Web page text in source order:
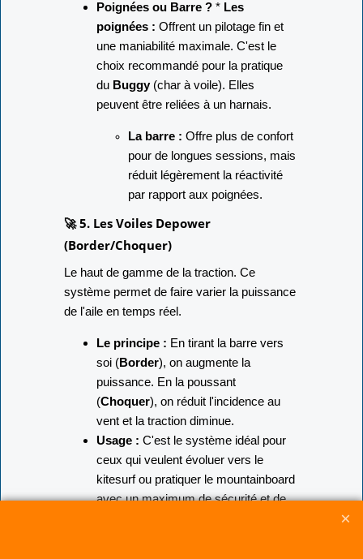
Poignées ou Barre ? * Les
poignées : Offrent un pilotage fin et
une maniabilité maximale. C'est le
choix recommandé pour la pratique
du Buggy(char à voile). Elles
peuvent être reliées à un harnais.
La barre : Offre plus de confort
pour de longues sessions, mais
réduit légèrement la réactivité
par rapport aux poignées.
🚀 5. Les Voiles Depower
(Border/Choquer)
Le haut de gamme de la traction. Ce
système permet de faire varier la puissance
de l'aile en temps réel.
Le principe : En tirant la barre vers
soi (Border), on augmente la
puissance. En la poussant
(Choquer), on réduit l'incidence au
vent et la traction diminue.
Usage : C'est le système idéal pour
ceux qui veulent évoluer vers le
kitesurf ou pratiquer le mountainboard
avec un maximum de sécurité et de